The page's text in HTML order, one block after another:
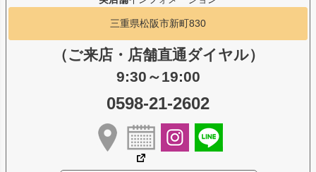
三重県松阪市新町830
（ご来店・店舗直通ダイヤル）
9:30～19:00
0598-21-2602